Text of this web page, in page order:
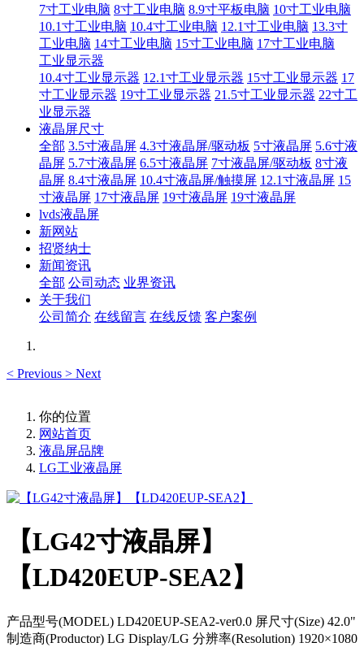
7寸工业电脑 8寸工业电脑 8.9寸平板电脑 10寸工业电脑
10.1寸工业电脑 10.4寸工业电脑 12.1寸工业电脑 13.3寸
工业电脑 14寸工业电脑 15寸工业电脑 17寸工业电脑
工业显示器
10.4寸工业显示器 12.1寸工业显示器 15寸工业显示器 17
寸工业显示器 19寸工业显示器 21.5寸工业显示器 22寸工
业显示器
液晶屏尺寸
全部 3.5寸液晶屏 4.3寸液晶屏/驱动板 5寸液晶屏 5.6寸液
晶屏 5.7寸液晶屏 6.5寸液晶屏 7寸液晶屏/驱动板 8寸液
晶屏 8.4寸液晶屏 10.4寸液晶屏/触摸屏 12.1寸液晶屏 15
寸液晶屏 17寸液晶屏 19寸液晶屏 19寸液晶屏
lvds液晶屏
新网站
招贤纳士
新闻资讯
全部 公司动态 业界资讯
关于我们
公司简介 在线留言 在线反馈 客户案例
< Previous > Next
你的位置
网站首页
液晶屏品牌
LG工业液晶屏
【LG42寸液晶屏】
【LD420EUP-SEA2】
产品型号(MODEL) LD420EUP-SEA2-ver0.0 屏尺寸(Size) 42.0"
制造商(Productor) LG Display/LG 分辨率(Resolution) 1920×1080